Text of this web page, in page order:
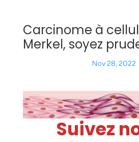
Carcinome à
Merkel, soyez
Nov 28, 2022
Suivez